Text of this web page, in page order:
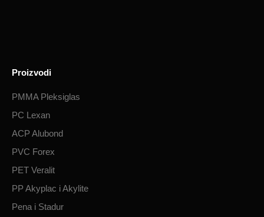
Proizvodi
PMMA Pleksiglas
PC Lexan
ACP Alubond
PVC Forex
PET Veralit
PP Akyplac i Akylite
Pena i Stadur